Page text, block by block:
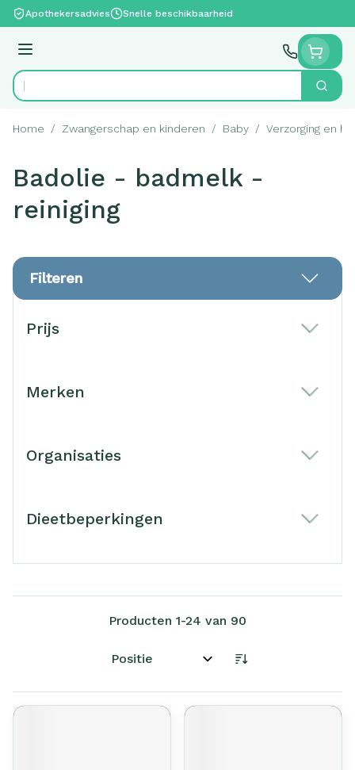
Ga naar de inhoud
Apothekersadvies Snelle beschikbaarheid
Menu
Product, merk, categorie... Zoek
Home / Zwangerschap en kinderen / Baby / Verzorging en
Badolie - badmelk -
reiniging
Filteren
Prijs
Merken
Organisaties
Dieetbeperkingen
Producten 1-24 van 90
Sorteer op: